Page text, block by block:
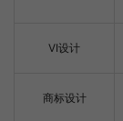
VI设计
商标设计